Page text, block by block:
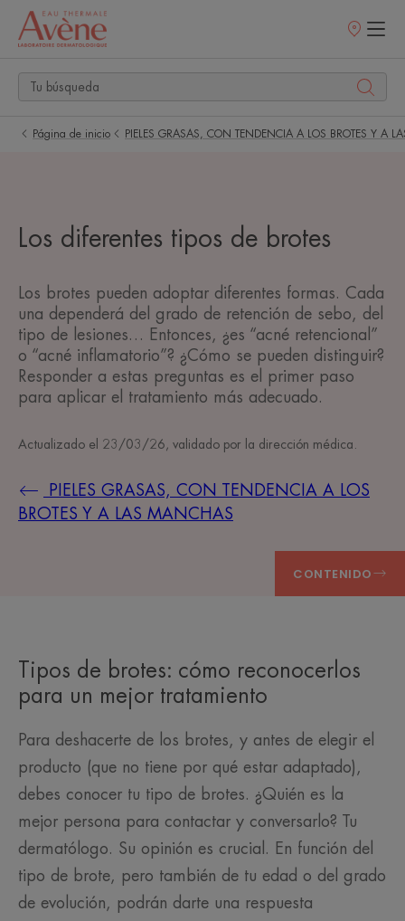
Puntos
Página de inicio PIELES GRASAS, CON TENDENCIA A LOS BROTES Y A
Los diferentes tipos de brotes
Los brotes pueden adoptar diferentes formas. Cada
una dependerá del grado de retención de sebo, del
tipo de lesiones… Entonces, ¿es “acné retencional”
o “acné inflamatorio”? ¿Cómo se pueden distinguir?
Responder a estas preguntas es el primer paso
para aplicar el tratamiento más adecuado.
Actualizado el 23/03/26 , validado por la dirección médica
PIELES GRASAS, CON TENDENCIA A LOS
BROTES Y A LAS MANCHAS
CONTENIDO
Tipos de brotes: cómo reconocerlos
para un mejor tratamiento
Para deshacerte de los brotes, y antes de elegir el
producto (que no tiene por qué estar adaptado),
debes conocer tu tipo de brotes. ¿Quién es la
mejor persona para contactar y conversarlo? Tu
dermatólogo. Su opinión es crucial. En función del
tipo de brote, pero también de tu edad o del grado
de evolución, podrán darte una respuesta